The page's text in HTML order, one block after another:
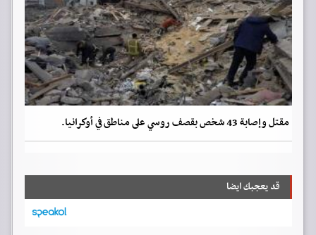
مقتل وإصابة 43 شخص بقصف روسي على مناطق في أوكرانيا.
قد يعجبك ايضا